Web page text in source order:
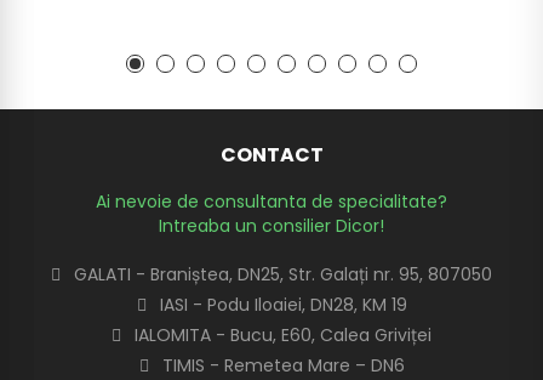
CONTACT
Ai nevoie de consultanta de specialitate?
Intreaba un consilier Dicor!
GALATI - Braniștea, DN25, Str. Galați nr. 95, 807050
IASI - Podu Iloaiei, DN28, KM 19
IALOMITA - Bucu, E60, Calea Griviței
TIMIS - Remetea Mare – DN6